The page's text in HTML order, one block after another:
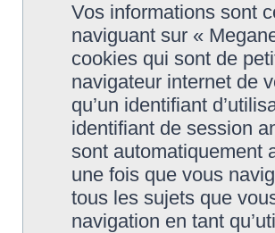
Vos informations sont
naviguant sur «
cookies qui sont de
navigateur internet de
qu’un identifiant
identifiant de session
sont automatiquement
une fois que vous
tous les sujets que
navigation en tant